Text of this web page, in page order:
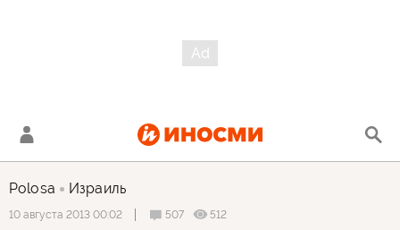
Polosa Израиль
10 августа 2013 00:02 507
512